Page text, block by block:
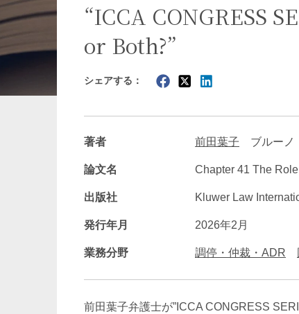
製造業
暗号資産・NFT
“ICCA CONGRESS
or Both?”
シェアする：
著者 前田葉子 ブルーノ
論文名 Chapter 41 The
出版社 Kluwer Law
発行年月 2026年2月
業務分野 調停・仲裁・ADR
前田葉子弁護士が”ICCA CONGRESS